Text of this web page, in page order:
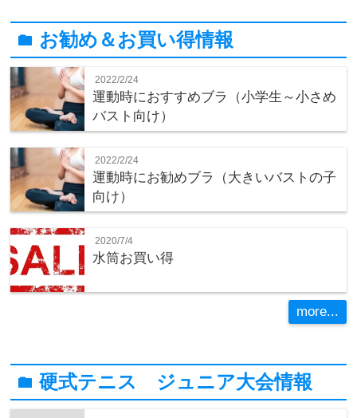
folder お勧め＆お買い得情報
2022/2/24
運動時におすすめブラ（小学生～小さめ
バスト向け）
2022/2/24
運動時にお勧めブラ（大きいバストの子
向け）
2020/7/4
水筒お買い得
more...
folder硬式テニス ジュニア大会情報